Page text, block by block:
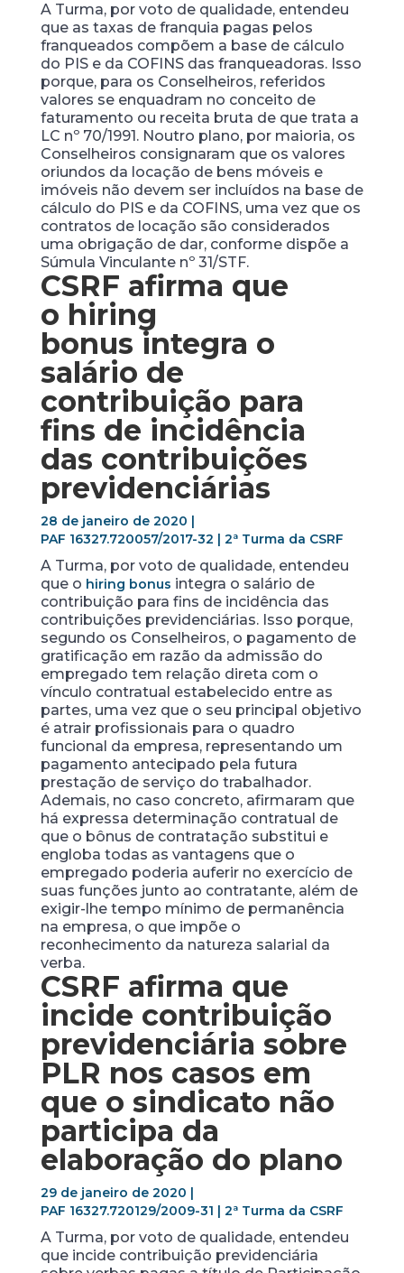
A Turma, por voto de qualidade, entendeu
que as taxas de franquia pagas pelos
franqueados compõem a base de cálculo
do PIS e da COFINS das franqueadoras. Isso
porque, para os Conselheiros, referidos
valores se enquadram no conceito de
faturamento ou receita bruta de que trata a
LC nº 70/1991. Noutro plano, por maioria, os
Conselheiros consignaram que os valores
oriundos da locação de bens móveis e
imóveis não devem ser incluídos na base de
cálculo do PIS e da COFINS, uma vez que os
contratos de locação são considerados
uma obrigação de dar, conforme dispõe a
Súmula Vinculante nº 31/STF.
CSRF afirma que
o hiring
bonus integra o
salário de
contribuição para
fins de incidência
das contribuições
previdenciárias
28 de janeiro de 2020 |
PAF 16327.720057/2017-32 | 2ª Turma da CSRF
A Turma, por voto de qualidade, entendeu
que o hiring bonus integra o salário de
contribuição para fins de incidência das
contribuições previdenciárias. Isso porque,
segundo os Conselheiros, o pagamento de
gratificação em razão da admissão do
empregado tem relação direta com o
vínculo contratual estabelecido entre as
partes, uma vez que o seu principal objetivo
é atrair profissionais para o quadro
funcional da empresa, representando um
pagamento antecipado pela futura
prestação de serviço do trabalhador.
Ademais, no caso concreto, afirmaram que
há expressa determinação contratual de
que o bônus de contratação substitui e
engloba todas as vantagens que o
empregado poderia auferir no exercício de
suas funções junto ao contratante, além de
exigir-lhe tempo mínimo de permanência
na empresa, o que impõe o
reconhecimento da natureza salarial da
verba.
CSRF afirma que
incide contribuição
previdenciária sobre
PLR nos casos em
que o sindicato não
participa da
elaboração do plano
29 de janeiro de 2020 |
PAF 16327.720129/2009-31 | 2ª Turma da CSRF
A Turma, por voto de qualidade, entendeu
que incide contribuição previdenciária